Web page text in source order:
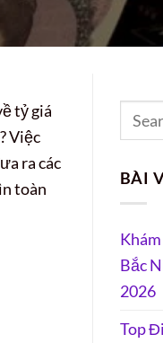
tỷ giá
Việc
ra các
toàn
BÀI
Bắc
2026
Top